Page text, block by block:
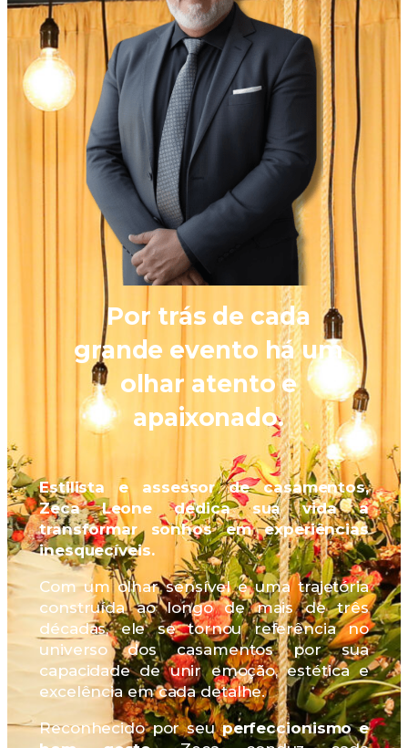
Por trás de cada
grande evento há um
olhar atento e
apaixonado.
Estilista e assessor de casamentos,
Zeca Leone dedica sua vida a
transformar sonhos em experiências
inesquecíveis.
Com um olhar sensível e uma trajetória
construída ao longo de mais de três
décadas, ele se tornou referência no
universo dos casamentos por sua
capacidade de unir emoção, estética e
excelência em cada detalhe.
Reconhecido por seuperfeccionismo e